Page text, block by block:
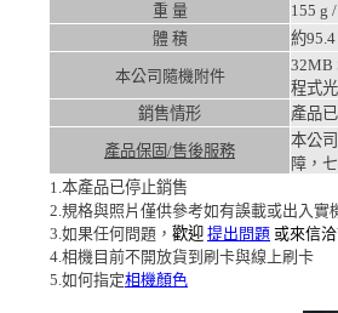
重 量
155 g /
體 積
約
本公司隨機附件
32MB
程式
銷售情形
產品
產品保固/售後服務
本公
障，
1.本產品已停止銷售
2.規格與照片僅供參考如有誤載或出入
3.如果任何問題， 歡迎 提出問題 或來信
4.相機目前不開放貨到刷卡與線上刷卡
5.如何指定相機顏色